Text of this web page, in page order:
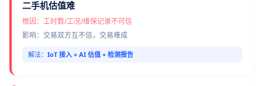
二手机估值难
根因：工时数/工况/维保记录不可信
影响：交易双方互不信，交易难成
解法： IoT 接入 + AI 估值 + 检测报告